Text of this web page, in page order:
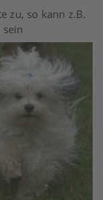
zu, so kann z.B.